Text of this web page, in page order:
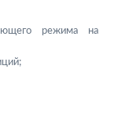
режима на